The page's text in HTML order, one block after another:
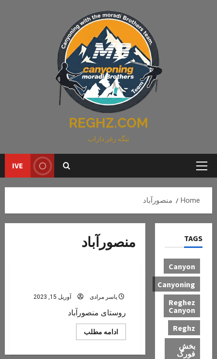
REGHZ.COM
تنگه رغز داراب
Primary
IVE
Home منصورآباد
منصورآباد
یاسر مرادی آوریل 15, 2023
روستای منصورآباد
ادامه مطلب
more
TAGS
Canyon
Canyoning
Reghez
Canyon
Reghz
بخش
فورگ